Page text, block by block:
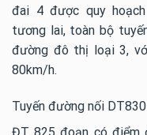
đai 4 được quy
tương lai, toàn bộ
đường đô thị loại 3,
80km/h.
Tuyến đường nối